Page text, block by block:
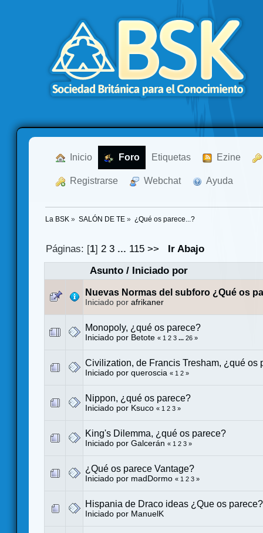
Inicio Foro Etiquetas Ezine
Registrarse Webchat Ayuda
La BSK » SALÓN DE TE » ¿Qué os parece...?
Páginas: [1]2 3 ... 115 >>
Ir Abajo
Asunto/ Iniciado por
Nuevas Normas del subforo ¿Qué os
Iniciado por afrikaner
Monopoly, ¿qué os parece?
Iniciado por Betote « 1 2 3 ... 26 »
Civilization, de Francis Tresham, ¿qué os
Iniciado por queroscia « 1 2 »
Nippon, ¿qué os parece?
Iniciado por Ksuco « 1 2 3 »
King's Dilemma, ¿qué os parece?
Iniciado por Galcerán « 1 2 3 »
¿Qué os parece Vantage?
Iniciado por madDormo « 1 2 3 »
Hispania de Draco ideas ¿Que os parece?
Iniciado por ManuelK